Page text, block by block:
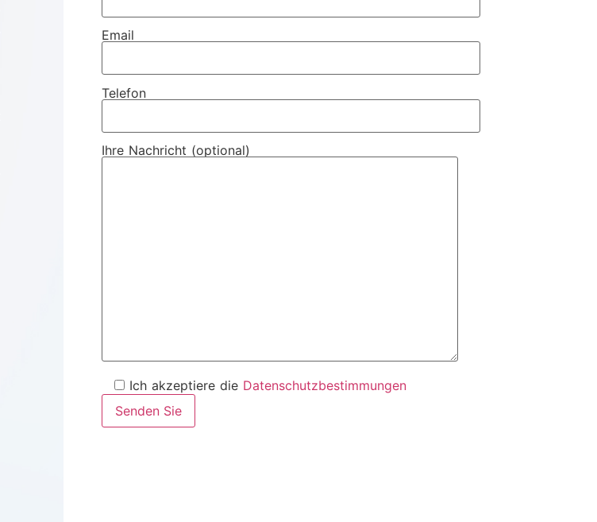
Email
Telefon
Ihre Nachricht (optional)
Ich akzeptiere die Datenschutzbestimmungen